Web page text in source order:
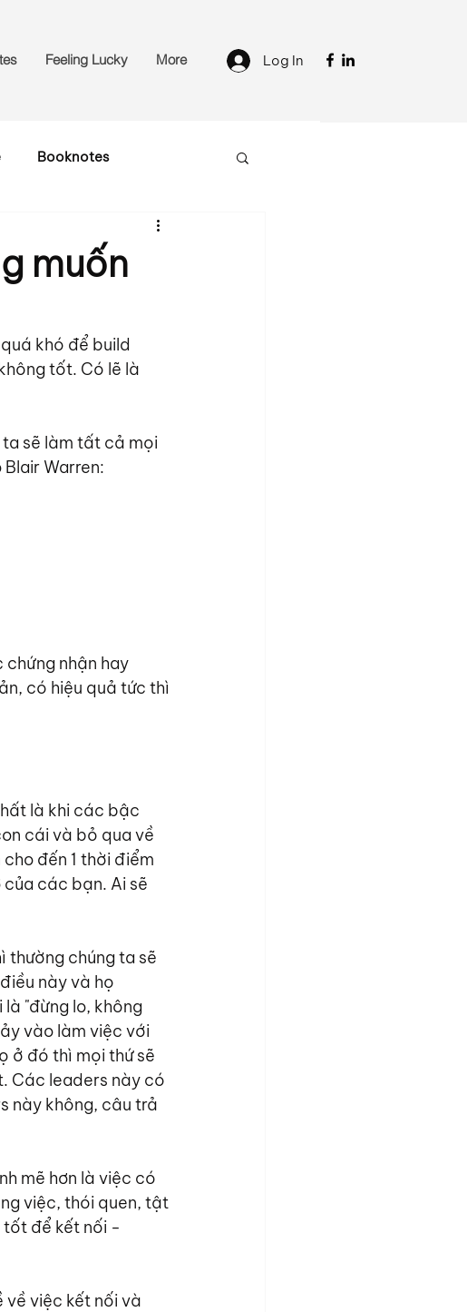
Feeling Lucky More Log In
Booknotes
muốn
khó để build
tốt. Có lẽ là
sẽ làm tất cả mọi
Warren:
nhận hay
có hiệu quả tức thì
là khi các bậc
cái và bỏ qua về
đến 1 thời điểm
các bạn. Ai sẽ
thường chúng ta sẽ
này và họ
"đừng lo, không
vào làm việc với
ở đó thì mọi thứ sẽ
Các leaders này có
này không, câu trả
mẽ hơn là việc có
việc, thói quen, tật
tốt để kết nối -
về việc kết nối và